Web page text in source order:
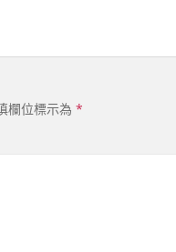
欄位標示為 *